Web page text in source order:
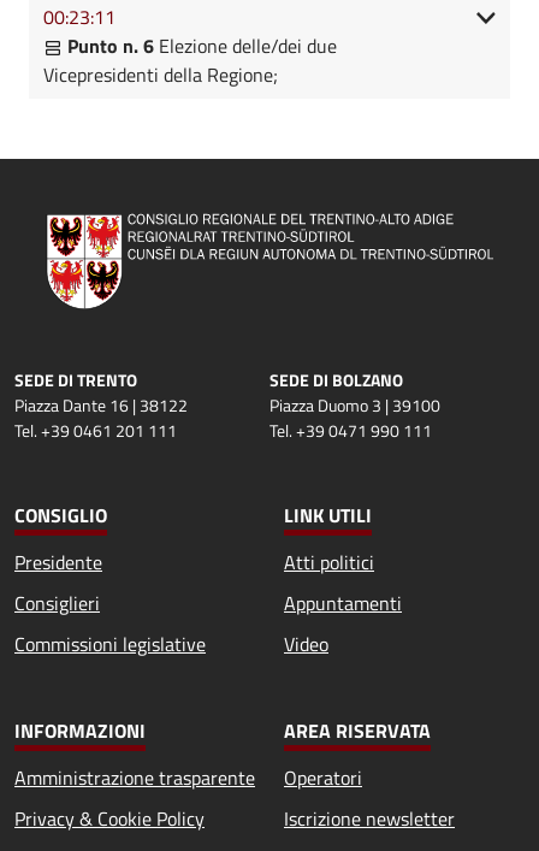
00:23:11
Punto n. 6 Elezione delle/dei due
Vicepresidenti della Regione;
SEDE DI TRENTO
Piazza Dante 16 | 38122
Tel. +39 0461 201 111
SEDE DI BOLZANO
Piazza Duomo 3 | 39100
Tel. +39 0471 990 111
CONSIGLIO
Presidente
Consiglieri
Commissioni legislative
LINK UTILI
Atti politici
Appuntamenti
Video
INFORMAZIONI
Amministrazione trasparente
Privacy & Cookie Policy
AREA RISERVATA
Operatori
Iscrizione newsletter